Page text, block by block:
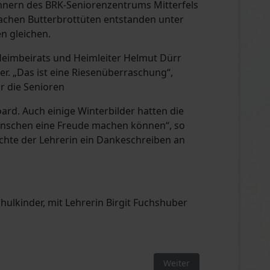
des BRK-Seniorenzentrums Mitterfels
Butterbrottüten entstanden unter
gleichen.
und Heimleiter Helmut Dürr
„Das ist eine Riesenüberraschung“,
die Senioren
Auch einige Winterbilder hatten die
eine Freude machen können“, so
der Lehrerin ein Dankeschreiben an
mit Lehrerin Birgit Fuchshuber
Nächster Beitrag:
Weiter